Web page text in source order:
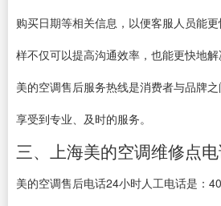
购买日期等相关信息，以便客服人员能
样不仅可以提高沟通效率，也能更快地
美的空调售后服务热线是消费者与品牌
享受到专业、及时的服务。
三、上海美的空调维修点
美的空调售后电话24小时人工电话是：